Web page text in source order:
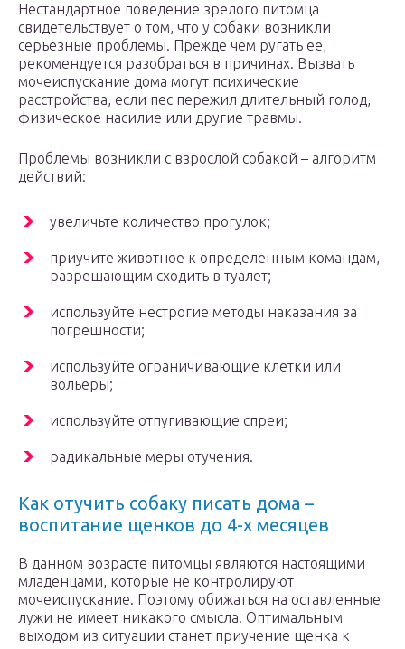
Нестандартное поведение зрелого питомца
свидетельствует о том, что у собаки возникли
серьезные проблемы. Прежде чем ругать ее,
рекомендуется разобраться в причинах. Вызвать
мочеиспускание дома могут психические
расстройства, если пес пережил длительный голод,
физическое насилие или другие травмы.
Проблемы возникли с взрослой собакой – алгоритм
действий:
увеличьте количество прогулок;
приучите животное к определенным командам,
разрешающим сходить в туалет;
используйте нестрогие методы наказания за
погрешности;
используйте ограничивающие клетки или
вольеры;
используйте отпугивающие спреи;
радикальные меры отучения.
Как отучить собаку писать дома –
воспитание щенков до 4-х месяцев
В данном возрасте питомцы являются настоящими
младенцами, которые не контролируют
мочеиспускание. Поэтому обижаться на оставленные
лужи не имеет никакого смысла. Оптимальным
выходом из ситуации станет приучение щенка к